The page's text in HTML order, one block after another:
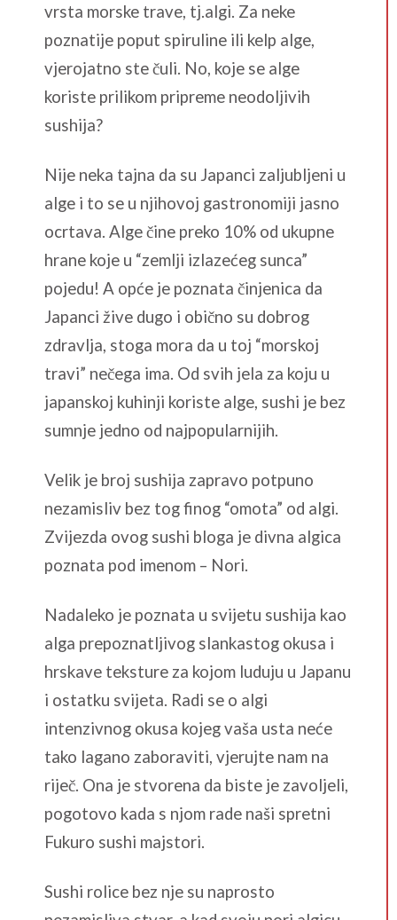
vrsta morske trave, tj.algi. Za neke
poznatije poput spiruline ili kelp alge,
vjerojatno ste čuli. No, koje se alge
koriste prilikom pripreme neodoljivih
sushija?
Nije neka tajna da su Japanci zaljubljeni u
alge i to se u njihovoj gastronomiji jasno
ocrtava. Alge čine preko 10% od ukupne
hrane koje u “zemlji izlazećeg sunca”
pojedu! A opće je poznata činjenica da
Japanci žive dugo i obično su dobrog
zdravlja, stoga mora da u toj “morskoj
travi” nečega ima. Od svih jela za koju u
japanskoj kuhinji koriste alge, sushi je bez
sumnje jedno od najpopularnijih.
Velik je broj sushija zapravo potpuno
nezamisliv bez tog finog “omota” od algi.
Zvijezda ovog sushi bloga je divna algica
poznata pod imenom – Nori.
Nadaleko je poznata u svijetu sushija kao
alga prepoznatljivog slankastog okusa i
hrskave teksture za kojom luduju u Japanu
i ostatku svijeta. Radi se o algi
intenzivnog okusa kojeg vaša usta neće
tako lagano zaboraviti, vjerujte nam na
riječ. Ona je stvorena da biste je zavoljeli,
pogotovo kada s njom rade naši spretni
Fukuro sushi majstori.
Sushi rolice bez nje su naprosto